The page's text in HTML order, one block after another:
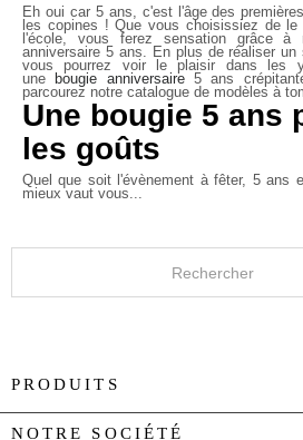
Eh oui car 5 ans, c'est l'âge des
les copines ! Que vous choisissiez de
l'école, vous ferez sensation grâce à
anniversaire 5 ans. En plus de réaliser un
vous pourrez voir le plaisir dans les
une
bougie anniversaire5 ans
parcourez notre catalogue de modèles à
Une bougie 5 ans
les goûts
Quel que soit l'évènement à fêter, 5 ans
mieux vaut vous...
PRODUITS
NOTRE SOCIÉTÉ